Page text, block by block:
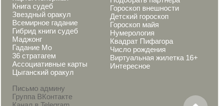
Книга судеб
Звездный оракул
Всемирное гадание
Гибрид книги судеб
Маджонг
Гадание Мо
36 стратагем
Ассоциативные карты
Цыганский оракул
Письмо админу
Группа ВКонтакте
Гороскоп внешности
Детский гороскоп
Гороскоп майя
Нумерология
Квадрат Пифагора
Число рождения
Виртуальная жилетка 16+
Интересное